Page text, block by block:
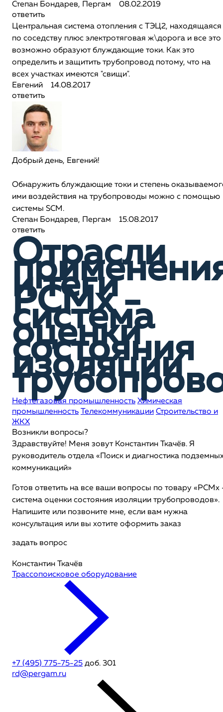
Степан Бондарев, Пергам 08.02.2019
ответить
Центральная система отопления с ТЭЦ2, находящаяся
по соседству плюс электротяговая ж\дорога и все это
возможно образуют блуждающие токи. Как это
определить и защитить трубопровод потому, что на
всех участках имеются "свищи".
Евгений 14.08.2017
ответить
Добрый день, Евгений!
Обнаружить блуждающие токи и степень
ими воздействия на трубопроводы можно с помощью
системы SCM.
Степан Бондарев, Пергам 15.08.2017
ответить
Отрасли
и теги
PCMx -
система
оценки
состояния
изоляции
Нефтегазовая промышленность Химическая
промышленность
Телекоммуникации Строительство и
ЖКХ
Возникли вопросы?
Здравствуйте! Меня зовут Константин Ткачёв. Я
руководитель отдела «Поиск и диагностика
коммуникаций»
Готов ответить на все ваши вопросы по товару «PCMx
система оценки состояния изоляции трубопроводов».
Напишите или позвоните мне, если вам нужна
консультация или вы хотите оформить заказ
задать вопрос
Константин Ткачёв
Трассопоисковое оборудование
+7 (495) 775-75-25 доб. 301
rd@pergam.ru